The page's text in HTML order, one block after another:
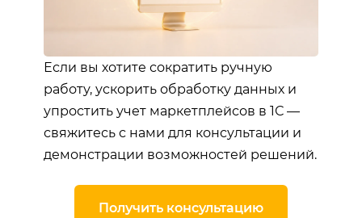
Если вы хотите сократить ручную
работу, ускорить обработку данных и
упростить учет маркетплейсов в 1С —
свяжитесь с нами для консультации и
демонстрации возможностей решений.
Получить консультацию